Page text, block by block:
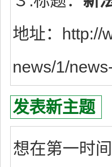
地址：http://
news/1/
发表新主题
想在第一时间